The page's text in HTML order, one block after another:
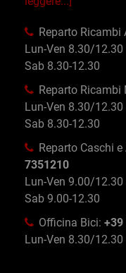
Reparto Ricambi
Lun-Ven 8.30/
Sab 8.30-12.30
Reparto Ricambi
Lun-Ven 8.30/
Sab 8.30-12.30
Reparto Caschi
7351210
Lun-Ven 9.00/
Sab 9.00-12.30
Officina Bici: +39
Lun-Ven 8.30/